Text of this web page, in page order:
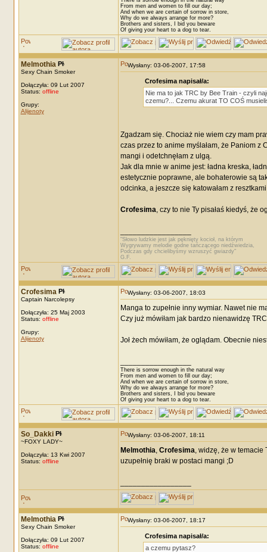
From men and women to fill our day;
And when we are certain of sorrow in store,
Why do we always arrange for more?
Brothers and sisters, I bid you beware
Of giving your heart to a dog to tear.
Melmothia
Sexy Chain Smoker
Dołączyła: 09 Lut 2007
Status: offline
Grupy:
Alijenoty
Wysłany: 03-06-2007, 17:58
Crofesima napisał/a:
Nie ma to jak TRC by Bee Train - czyli
czemu?... Czemu akurat TO COŚ
Zgadzam się. Chociaż nie wiem czy mam
czas przez to anime myślałam, że Paniom z
mangi i odetchnęłam z ulgą.
Jak dla mnie w anime jest: ładna kreska,
estetycznie poprawne, ale bohaterowie są
odcinka, a jeszcze się katowałam z
Crofesima, czy to nie Ty pisałaś kiedyś, że
"Słowo ludzkie jest jak pęknięty kocioł, na którym
Wygrywamy melodie godne tańczącego niedźwiedzia,
Podczas gdy chcielibyśmy wzruszyć gwiazdy"
G.F.
Crofesima
Captain Narcolepsy
Dołączyła: 25 Maj 2003
Status: offline
Grupy:
Alijenoty
Wysłany: 03-06-2007, 18:03
Manga to zupełnie inny wymiar. Nawet nie
Czy już mówiłam jak bardzo nienawidzę
Joł żech mówiłam, że oglądam. Obecnie
There is sorrow enough in the natural way
From men and women to fill our day;
And when we are certain of sorrow in store,
Why do we always arrange for more?
Brothers and sisters, I bid you beware
Of giving your heart to a dog to tear.
So_Dakki
~FOXY LADY~
Dołączyła: 13 Kwi 2007
Status: offline
Wysłany: 03-06-2007, 18:11
Melmothia, Crofesima, widzę, że w temacie
uzupełnię braki w postaci mangi ;D
Melmothia
Sexy Chain Smoker
Dołączyła: 09 Lut 2007
Status: offline
Wysłany: 03-06-2007, 18:17
Crofesima napisał/a:
a czemu pytasz?